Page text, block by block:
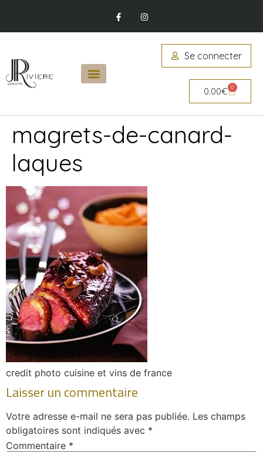
Se connecter
0.00€ 0
magrets-de-canard-
laques
credit photo cuisine et vins de france
Laisser un commentaire
Votre adresse e-mail ne sera pas publiée. Les champs
obligatoires sont indiqués avec *
Commentaire *